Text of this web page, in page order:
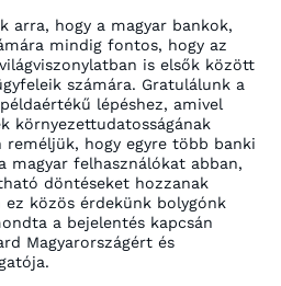
arra, hogy a magyar bankok,
mindig fontos, hogy az
is elsők között
számára. Gratulálunk a
lépéshez, amivel
környezettudatosságának
reméljük, hogy egyre több banki
magyar felhasználókat abban,
döntéseket hozzanak
ez közös érdekünk bolygónk
a bejelentés kapcsán
Magyarországért és